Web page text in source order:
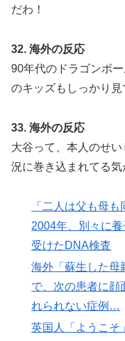
だわ！
32. 海外の反応
90年代のドラゴンボ
のキッズもしっかり見
33. 海外の反応
大谷って、本人のせ
況に巻き込まれてる気
「二人は父も母
2004年、別々に
受けたDNA検査
海外「蘇生した母
で、次の患者に顔
れられない症例…
英国人「ようこそ